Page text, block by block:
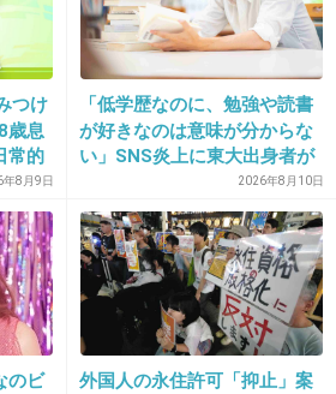
+27 -31
前つくな、これ
+16 -24
つけ
歳息
常的
には
年8月9日
「低学歴なのに、勉強や読書
が好きなのは意味が分からな
い」SNS炎上に東大出身者が
反応。「高学歴＝地頭もい
い」という認識が間違ってい
るワケ
2026年8月10日
のビ
外国人の永住許可「抑止」案